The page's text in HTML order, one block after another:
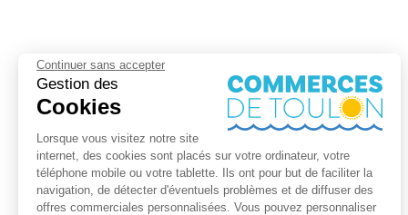
Continuer sans accepter
Gestion des
Cookies
Lorsque vous visitez notre site
internet, des cookies sont placés sur votre ordinateur, votre
téléphone mobile ou votre tablette. Ils ont pour but de faciliter la
navigation, de détecter d'éventuels problèmes et de diffuser des
offres commerciales personnalisées. Vous pouvez personnaliser